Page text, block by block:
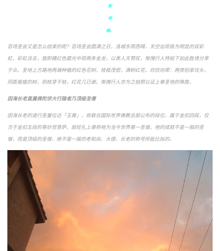
彩
环
绕。
百场圣会又是怎么结束的呢？百场圣会圆满之日，洛城东雨西晴，天空出现极为明显的双彩
虹，彩虹淡去，旋即橘红色霞光中现两条金龙，以表人天赞叹，惭愧行人特拍下如此胜境分享
于众。圣地上方路地两端种植的红色花树，枝桠茂密，满树红花，欣欣向荣：两旁别家坟头，
同距栽植的树，则枝芽干枯，红花几已谢。惭愧行人亦为之拍照以证上尊圣地的殊胜。
因海长老直属佛陀宗大行隐者乃顶级圣僧
因海长老的道行圣量位达「玉尊」，依联合国际世界佛教总部公布的段位，属于金扣四段，仅
次于金扣五段的等妙觉菩萨。故旺扎上尊称祂为当今世界第一圣僧。祂的成就不是一般的圣
僧，而是顶级的圣僧，绝不是一般的老和尚、大德、长老的称号所能比拟的。